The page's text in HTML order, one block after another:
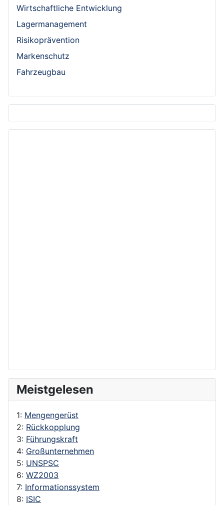
Wirtschaftliche Entwicklung
Lagermanagement
Risikoprävention
Markenschutz
Fahrzeugbau
Meistgelesen
1: Mengengerüst
2: Rückkopplung
3: Führungskraft
4: Großunternehmen
5: UNSPSC
6: WZ2003
7: Informationssystem
8: ISIC